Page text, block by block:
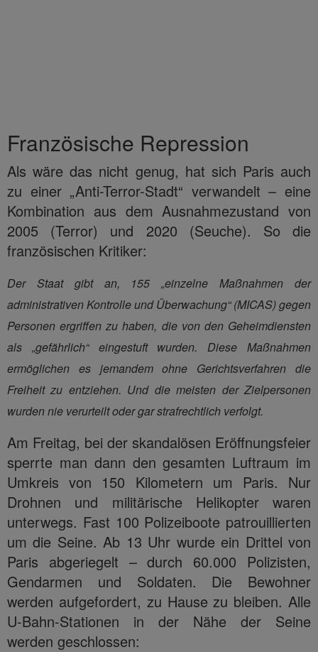
Französische Repression
Als wäre das nicht genug, hat sich Paris auch
zu einer „Anti-Terror-Stadt“ verwandelt – eine
Kombination aus dem Ausnahmezustand von
2005 (Terror) und 2020 (Seuche). So die
französischen Kritiker:
Der Staat gibt an, 155 „einzelne Maßnahmen der
administrativen Kontrolle und Überwachung“ (MICAS) gegen
Personen ergriffen zu haben, die von den Geheimdiensten
als „gefährlich“ eingestuft wurden. Diese Maßnahmen
ermöglichen es jemandem ohne Gerichtsverfahren die
Freiheit zu entziehen. Und die meisten der Zielpersonen
wurden nie verurteilt oder gar strafrechtlich verfolgt.
Am Freitag, bei der skandalösen Eröffnungsfeier
sperrte man dann den gesamten Luftraum im
Umkreis von 150 Kilometern um Paris. Nur
Drohnen und militärische Helikopter waren
unterwegs. Fast 100 Polizeiboote patrouillierten
um die Seine. Ab 13 Uhr wurde ein Drittel von
Paris abgeriegelt – durch 60.000 Polizisten,
Gendarmen und Soldaten. Die Bewohner
werden aufgefordert, zu Hause zu bleiben. Alle
U-Bahn-Stationen in der Nähe der Seine
werden geschlossen: